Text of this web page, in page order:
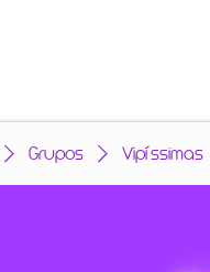
Grupos Vipíssimas